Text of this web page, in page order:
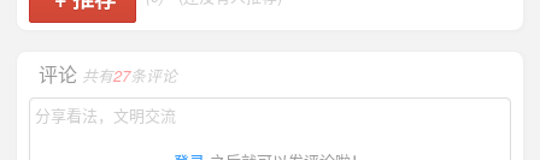
评论 共有27条评论